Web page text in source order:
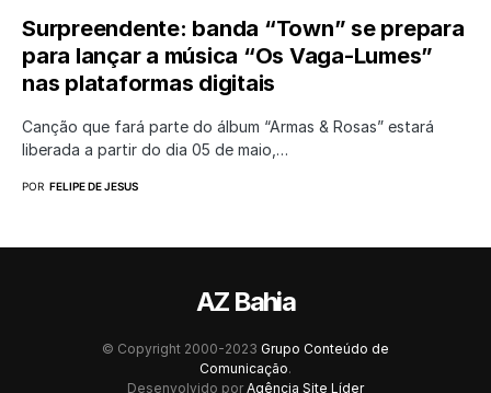
Surpreendente: banda “Town” se prepara
para lançar a música “Os Vaga-Lumes”
nas plataformas digitais
Canção que fará parte do álbum “Armas & Rosas” estará
liberada a partir do dia 05 de maio,…
POR FELIPE DE JESUS
AZ Bahia
© Copyright 2000-2023 Grupo Conteúdo de
Comunicação.
Desenvolvido por Agência Site Líder